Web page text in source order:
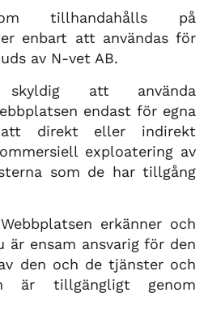
tillhandahålls på
enbart att användas för
av N-vet AB.
skyldig att använda
endast för egna
direkt eller indirekt
exploatering av
som de har tillgång
erkänner och
är ensam ansvarig för den
den och de tjänster och
är tillgängligt genom